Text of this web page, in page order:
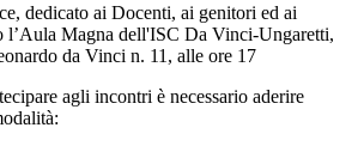
dedicato ai Docenti, ai genitori ed ai
l’Aula Magna dell'ISC Da Vinci-Ungaretti,
da Vinci n. 11, alle ore 17
agli incontri è necessario aderire